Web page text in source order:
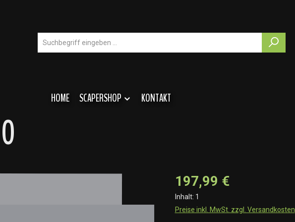
HOME SCAPERSHOP KONTAKT
197,99 €
Inhalt: 1
Preise inkl. MwSt. zzgl. Versandkosten